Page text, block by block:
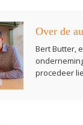
Over de
Bert Butter,
procedeer